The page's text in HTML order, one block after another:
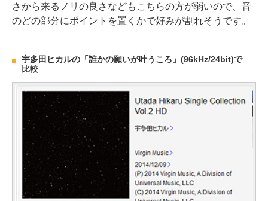
さから来るノリの良さなどもこちらの方が弱いので、音
のどの部分にポイントを置くかで好みが割れそうです。
宇多田ヒカルの「誰かの願いが叶うころ」(96kHz/24bit)で
比較